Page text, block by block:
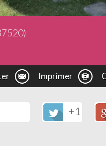
Imprimer
+1